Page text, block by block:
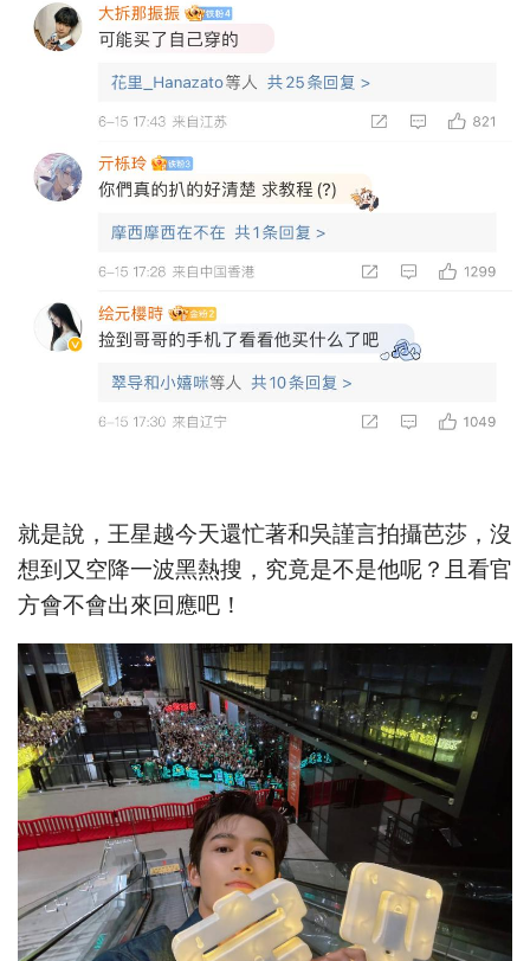
就是說，王星越今天還忙著和吳謹言拍攝芭莎，沒
想到又空降一波黑熱搜，究竟是不是他呢？且看官
方會不會出來回應吧！